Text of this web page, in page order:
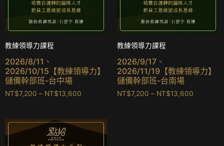
Quick View
教練領導力課程
2026/8/11、
2026/10/15【教練領導力】
儲備幹部班-台中場
NT$7,200 – NT$13,600
Quick View
教練領導力課程
2026/9/17、
2026/11/19【教練領導力】
儲備幹部班-台南場
NT$7,200 – NT$13,600